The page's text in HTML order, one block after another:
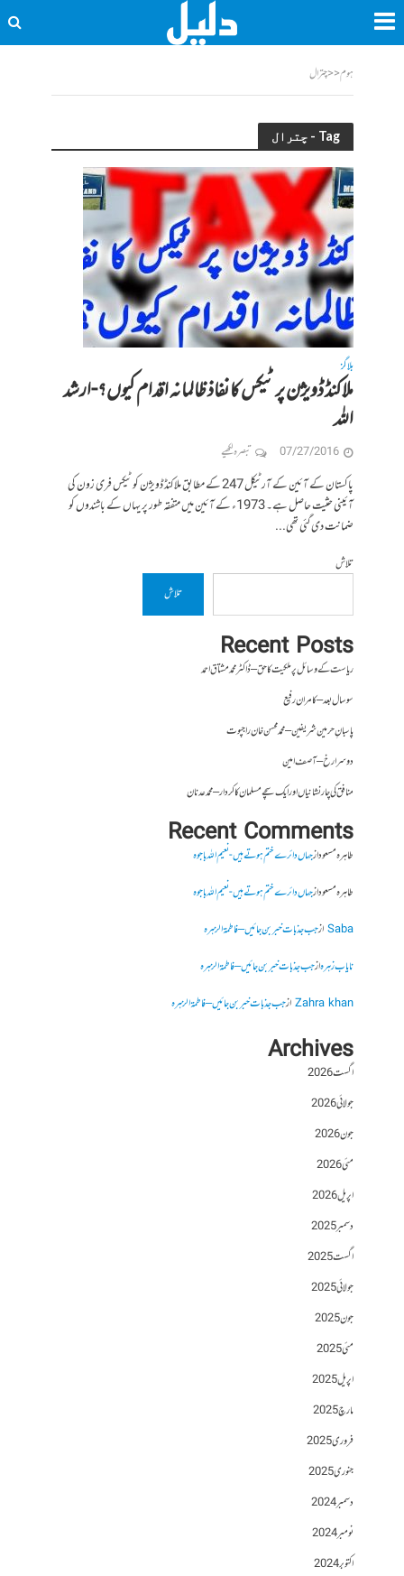
ہوم<<چترال
Tag - چترال
بلاگز
ملاکنڈ ڈویژن پر ٹیکس کا نفاذ ظالمانہ اقدام کیوں؟-ارشد
اللہ
07/27/2016 تبصرہ لکھیے
پاکستان کے آئین کے آرٹیکل 247 کے مطابق ملاکنڈ ڈویژن کو ٹیکس فری زون کی
آئینی حثیت حاصل ہے۔ 1973ء کے آئین میں متفقہ طور پر یہاں کے باشندوں کو
ضمانت دی گئی تھی...
تلاش
تلاش
Recent Posts
ریاست کے وسائل پر ملکیت کا حق – ڈاکٹر محمد مشتاق احمد
سو سال بعد – کامران رفیع
پاسبانِ حرمین شریفین – محمد محسن خان راجپوت
دوسرا رخ – آصف امین
منافق کی چار نشانیاں اور ایک سچے مسلمان کا کردار – محمد عدنان
Recent Comments
طاہرہ مسعودازجہاں دائرے ختم ہوتے ہیں- نعیم اللہ باجوہ
طاہرہ مسعودازجہاں دائرے ختم ہوتے ہیں- نعیم اللہ باجوہ
Sabaازجب جذبات خبر بن جائیں – فاطمۃالزہرہ
نایاب زہرہازجب جذبات خبر بن جائیں – فاطمۃالزہرہ
Zahra khanازجب جذبات خبر بن جائیں – فاطمۃالزہرہ
Archives
اگست 2026
جولائی 2026
جون 2026
مئی 2026
اپریل 2026
دسمبر 2025
اگست 2025
جولائی 2025
جون 2025
مئی 2025
اپریل 2025
مارچ 2025
فروری 2025
جنوری 2025
دسمبر 2024
نومبر 2024
اکتوبر 2024